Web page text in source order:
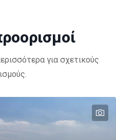
για σχετικούς